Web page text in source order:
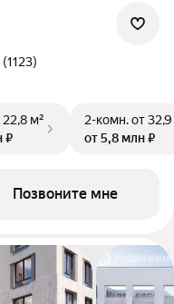
22,8 м²
₽
2-комн.от
от 5,8 млн ₽
Позвоните мне